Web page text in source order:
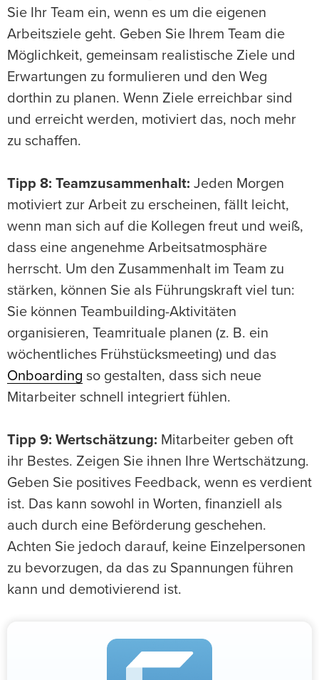
Sie Ihr Team ein, wenn es um die eigenen
Arbeitsziele geht. Geben Sie Ihrem Team die
Möglichkeit, gemeinsam realistische Ziele und
Erwartungen zu formulieren und den Weg
dorthin zu planen. Wenn Ziele erreichbar sind
und erreicht werden, motiviert das, noch mehr
zu schaffen.
Tipp 8: Teamzusammenhalt: Jeden Morgen
motiviert zur Arbeit zu erscheinen, fällt leicht,
wenn man sich auf die Kollegen freut und weiß,
dass eine angenehme Arbeitsatmosphäre
herrscht. Um den Zusammenhalt im Team zu
stärken, können Sie als Führungskraft viel tun:
Sie können Teambuilding-Aktivitäten
organisieren, Teamrituale planen (z. B. ein
wöchentliches Frühstücksmeeting) und das
Onboarding so gestalten, dass sich neue
Mitarbeiter schnell integriert fühlen.
Tipp 9: Wertschätzung: Mitarbeiter geben oft
ihr Bestes. Zeigen Sie ihnen Ihre Wertschätzung.
Geben Sie positives Feedback, wenn es verdient
ist. Das kann sowohl in Worten, finanziell als
auch durch eine Beförderung geschehen.
Achten Sie jedoch darauf, keine Einzelpersonen
zu bevorzugen, da das zu Spannungen führen
kann und demotivierend ist.